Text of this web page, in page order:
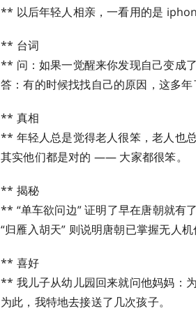
** 以后年轻人相亲，一看用的是
** 台词
** 问：如果一觉醒来你发现自己变成
答：有的时候找找自己的原因，这多
** 真相
** 年轻人总是觉得老人很笨，老人也总
其实他们都是对的 —— 大家都很笨。
** 揭秘
** “单车欲问边” 证明了早在唐朝就有了
“归雁入胡天” 则说明唐朝已掌握无人机
** 喜好
** 我儿子从幼儿园回来就问他妈妈：
为此，我特地去接送了几次孩子。